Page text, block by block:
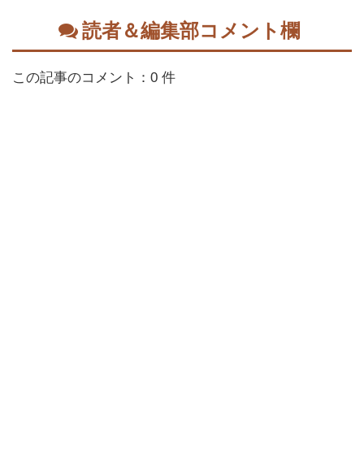
読者＆編集部コメント欄
この記事のコメント：0 件